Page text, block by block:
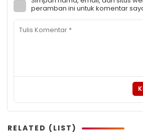
peramban ini untuk komentar
RELATED (LIST)